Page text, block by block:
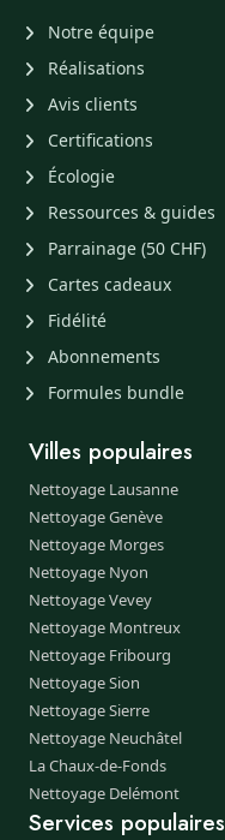
Notre équipe
Réalisations
Avis clients
Certifications
Écologie
Ressources & guides
Parrainage (50 CHF)
Cartes cadeaux
Fidélité
Abonnements
Formules bundle
Villes populaires
Nettoyage Lausanne
Nettoyage Genève
Nettoyage Morges
Nettoyage Nyon
Nettoyage Vevey
Nettoyage Montreux
Nettoyage Fribourg
Nettoyage Sion
Nettoyage Sierre
Nettoyage Neuchâtel
La Chaux-de-Fonds
Nettoyage Delémont
Services populaires